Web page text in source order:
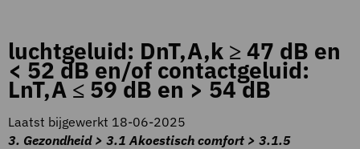
luchtgeluid: DnT,A,k ≥ 47 dB en
< 52 dB en/of contactgeluid:
LnT,A ≤ 59 dB en > 54 dB
Laatst bijgewerkt 18-06-2025
3. Gezondheid > 3.1 Akoestisch comfort > 3.1.5